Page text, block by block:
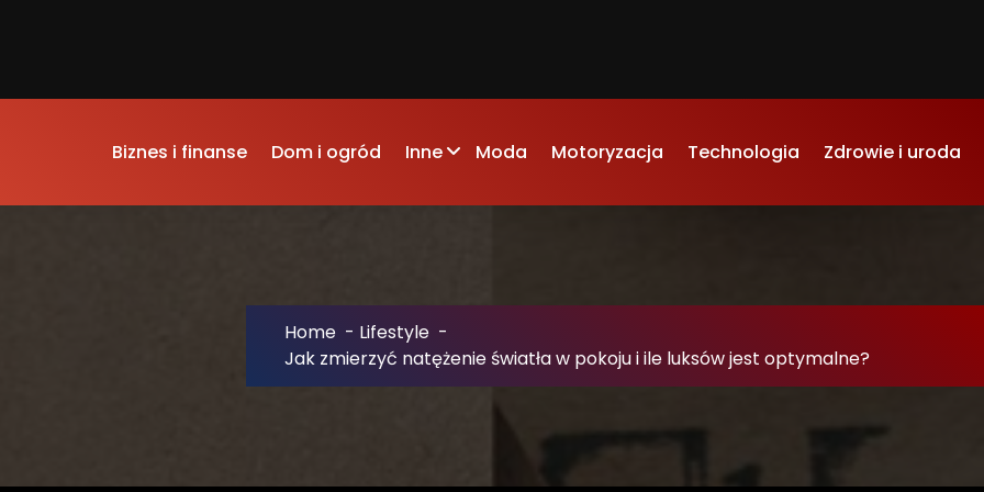
Biznes i finanse Dom i ogród Inne Moda Motoryzacja Technologia Zdrowie i uroda
Home - Lifestyle -
Jak zmierzyć natężenie światła w pokoju i ile luksów jest optymalne?